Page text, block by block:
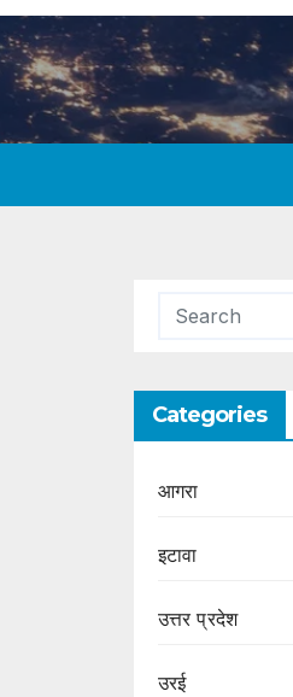
Categories
आगरा
इटावा
उत्तर प्रदेश
उरई